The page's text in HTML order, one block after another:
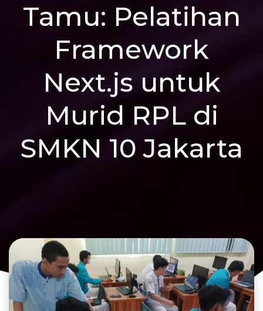
Tamu: Pelatihan
Framework
Next.js untuk
Murid RPL di
SMKN 10 Jakarta